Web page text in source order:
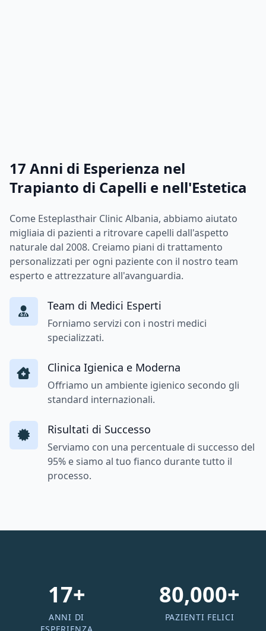
17 Anni di Esperienza nel
Trapianto di Capelli e nell'Estetica
Come Esteplasthair Clinic Albania, abbiamo aiutato
migliaia di pazienti a ritrovare capelli dall'aspetto
naturale dal 2008. Creiamo piani di trattamento
personalizzati per ogni paziente con il nostro team
esperto e attrezzature all'avanguardia.
Team di Medici Esperti
Forniamo servizi con i nostri medici
specializzati.
Clinica Igienica e Moderna
Offriamo un ambiente igienico secondo gli
standard internazionali.
Risultati di Successo
Serviamo con una percentuale di successo del
95% e siamo al tuo fianco durante tutto il
processo.
17+
ANNI DI
80,000+
PAZIENTI FELICI